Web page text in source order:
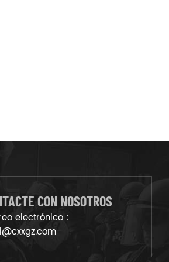
CON NOSOTROS
electrónico :